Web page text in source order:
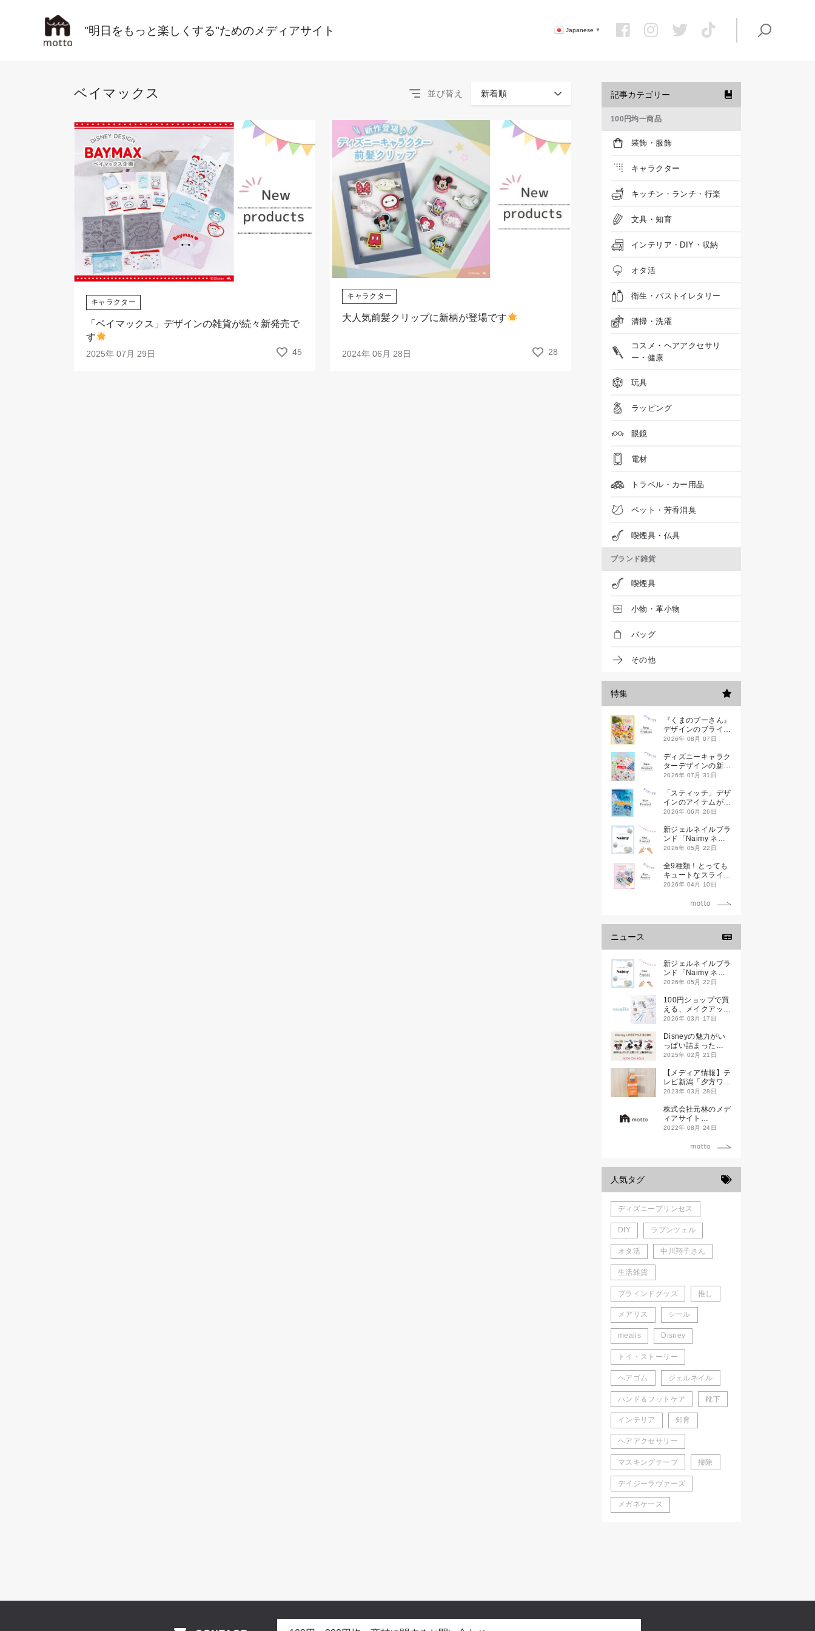
"明日をもっと楽しくする"ためのメディアサイト Japanese ▼
ベイマックス 並び替え 新着順
キャラクター
「ベイマックス」デザインの雑貨が続々新発売で
す
2025年 07月 29日 45
キャラクター
大人気前髪クリップに新柄が登場です
2024年 06月 28日 28
記事カテゴリー
100円均一商品
装飾・服飾
キャラクター
キッチン・ランチ・行楽
文具・知育
インテリア・DIY・収納
オタ活
衛生・バストイレタリー
清掃・洗濯
コスメ・ヘアアクセサリ
ー・健康
玩具
ラッピング
眼鏡
電材
トラベル・カー用品
ペット・芳香消臭
喫煙具・仏具
ブランド雑貨
喫煙具
小物・革小物
バッグ
その他
特集
『くまのプーさん』
デザインのブライン
ドミニハンドタオル
2026年 08月 07日
ディズニーキャラク
ターデザインの新作
シールが一挙発売
2026年 07月 31日
「スティッチ」デザ
インのアイテムが新
登場です
2026年 06月 26日
新ジェルネイルブラ
ンド「Naimy ネイ
ミィ」が誕生します
2026年 05月 22日
全9種類！とっても
キュートなスライダ
ーケースが新登場し
2026年 04月 10日
ニュース
新ジェルネイルブラ
ンド「Naimy ネイ
ミィ」が誕生します
2026年 05月 22日
100円ショップで買
える、メイクアップ
ブランド
ス）」誕生。
2026年 03月 17日
Disneyの魅力がい
っぱい詰まった
『Disney
』が2月21日(金)に
新発売！
2025年 02月 21日
【メディア情報】テ
レビ新潟「夕方ワイ
ド新潟一番」
2023年 03月 28日
株式会社元林のメデ
ィアサイト
「motto」がローン
2022年 08月 24日
人気タグ
ディズニープリンセス
DIY ラプンツェル
オタ活 中川翔子さん
生活雑貨
ブラインドグッズ 推し
メアリス シール
mealis Disney
トイ・ストーリー
ヘアゴム ジェルネイル
ハンド＆フットケア 靴下
インテリア 知育
ヘアアクセサリー
マスキングテープ 掃除
デイジーラヴァーズ
メガネケース